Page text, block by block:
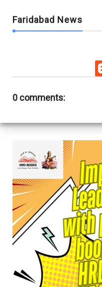
Faridabad News
0 comments: